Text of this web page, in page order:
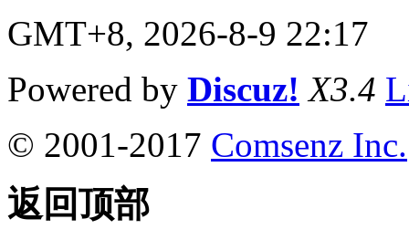
GMT+8, 2026-8-9 22:17
Powered by Discuz! X3.4
© 2001-2017 Comsenz Inc.
返回顶部